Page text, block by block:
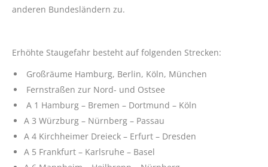
anderen Bundesländern zu.
Erhöhte Staugefahr besteht auf folgenden Strecken:
Großräume Hamburg, Berlin, Köln, München
Fernstraßen zur Nord- und Ostsee
A 1 Hamburg – Bremen – Dortmund – Köln
A 3 Würzburg – Nürnberg – Passau
A 4 Kirchheimer Dreieck – Erfurt – Dresden
A 5 Frankfurt – Karlsruhe – Basel